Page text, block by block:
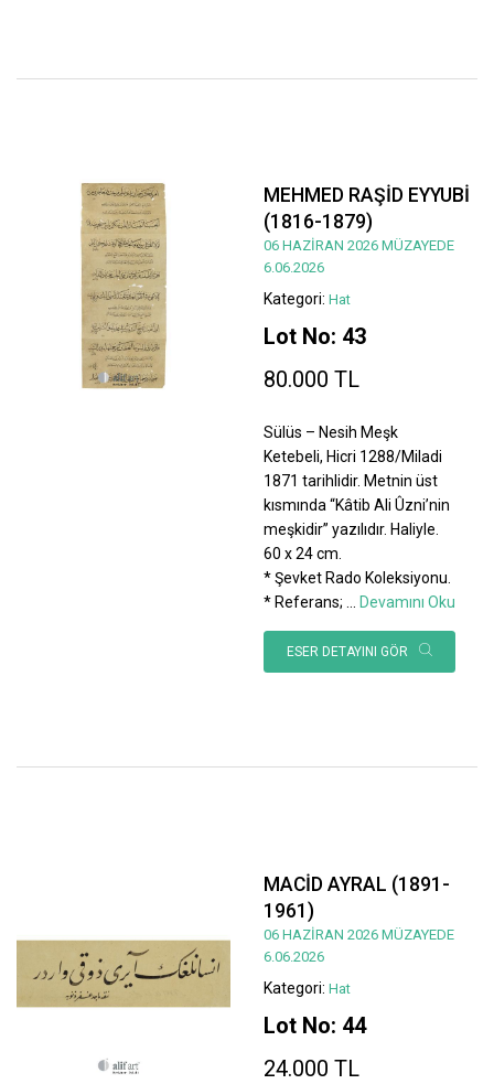
MEHMED RAŞİD EYYUBİ
(1816-1879)
06 HAZİRAN 2026 MÜZAYEDE
6.06.2026
Kategori: Hat
Lot No: 43
80.000 TL
Sülüs – Nesih Meşk
Ketebeli, Hicri 1288/Miladi
1871 tarihlidir. Metnin üst
kısmında “Kâtib Ali Ûzni’nin
meşkidir” yazılıdır. Haliyle.
60 x 24 cm.
* Şevket Rado Koleksiyonu.
* Referans;
Devamını Oku
ESER DETAYINI GÖR
MACİD AYRAL (1891-
1961)
06 HAZİRAN 2026 MÜZAYEDE
6.06.2026
Kategori: Hat
Lot No: 44
24.000 TL